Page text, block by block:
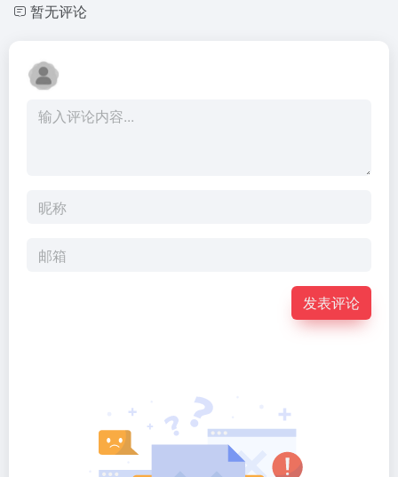
暂无评论
发表评论